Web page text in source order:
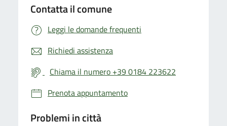
Contatta il comune
Leggi le domande frequenti
Richiedi assistenza
Chiama il numero +39 0184 223622
Prenota appuntamento
Problemi in città